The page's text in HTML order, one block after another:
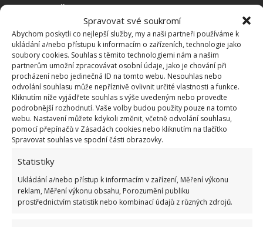
Spravovat své soukromí
Abychom poskytli co nejlepší služby, my a naši partneři používáme k
ukládání a/nebo přístupu k informacím o zařízeních, technologie jako
soubory cookies. Souhlas s těmito technologiemi nám a našim
partnerům umožní zpracovávat osobní údaje, jako je chování při
procházení nebo jedinečná ID na tomto webu. Nesouhlas nebo
odvolání souhlasu může nepříznivě ovlivnit určité vlastnosti a funkce.
Kliknutím níže vyjádřete souhlas s výše uvedeným nebo proveďte
podrobnější rozhodnutí. Vaše volby budou použity pouze na tomto
webu. Nastavení můžete kdykoli změnit, včetně odvolání souhlasu,
pomocí přepínačů v Zásadách cookies nebo kliknutím na tlačítko
Spravovat souhlas ve spodní části obrazovky.
Statistiky
Ukládání a/nebo přístup k informacím v zařízení, Měření výkonu
reklam, Měření výkonu obsahu, Porozumění publiku
prostřednictvím statistik nebo kombinací údajů z různých zdrojů.
dle počasí.
Jak pěstovat rajčata a papriky ve
fóliovníku
U rajčat ve fóliovníku nebývá taková úroda, jako
venku, ale bývá dříve. Nesmíme zapomenout
fóliovník větrat, abychom zabránili houbovým
chorobám a také kvůli opylování.
Než vysadíme papriky do fóliovníku, je dobré
natáhnout na zem černou netkanou textilii.
Nemusíme pak plít ani okopávat. V místech, kde
chceme sázet, folii nařízneme do kříže.